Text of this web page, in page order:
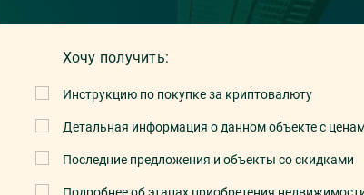
Хочу получить:
Инструкцию по покупке за криптовалюту
Детальная информация о данном объекте с
Последние предложения и объекты со скидками